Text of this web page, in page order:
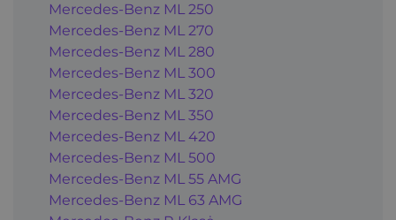
Mercedes-Benz ML 250
Mercedes-Benz ML 270
Mercedes-Benz ML 280
Mercedes-Benz ML 300
Mercedes-Benz ML 320
Mercedes-Benz ML 350
Mercedes-Benz ML 420
Mercedes-Benz ML 500
Mercedes-Benz ML 55 AMG
Mercedes-Benz ML 63 AMG